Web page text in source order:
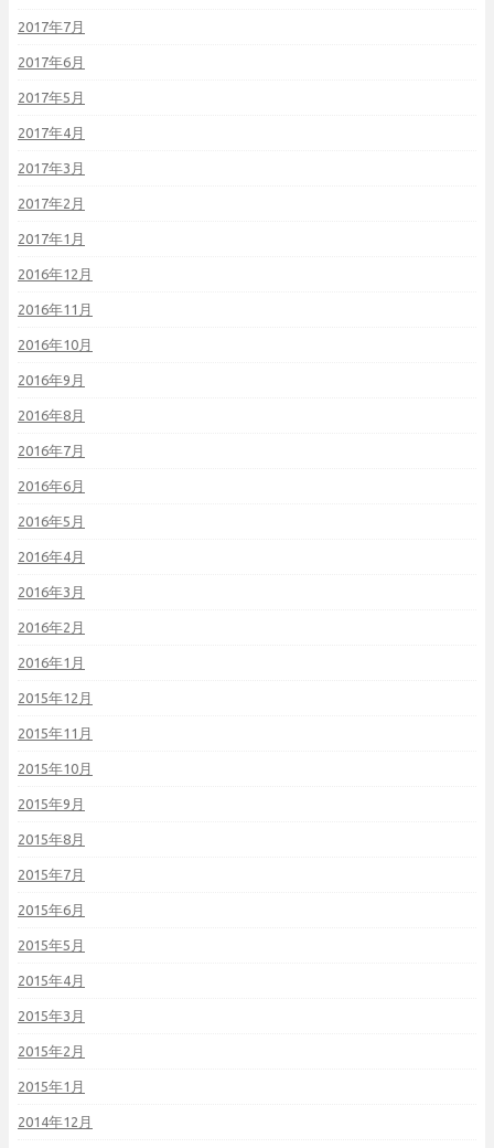
2017年7月
2017年6月
2017年5月
2017年4月
2017年3月
2017年2月
2017年1月
2016年12月
2016年11月
2016年10月
2016年9月
2016年8月
2016年7月
2016年6月
2016年5月
2016年4月
2016年3月
2016年2月
2016年1月
2015年12月
2015年11月
2015年10月
2015年9月
2015年8月
2015年7月
2015年6月
2015年5月
2015年4月
2015年3月
2015年2月
2015年1月
2014年12月